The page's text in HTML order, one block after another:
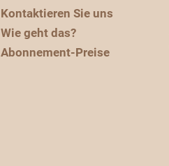
Kontaktieren Sie uns
Wie geht das?
Abonnement-Preise